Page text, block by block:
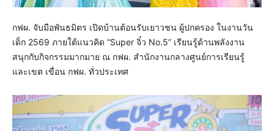
กฟผ. จับมือพันธมิตร เปิดบ้านต้อนรับเยาวชน ผู้ปกครอง ในงานวัน
เด็ก 2569 ภายใต้แนวคิด “Super จิ๋ว No.5” เรียนรู้ด้านพลังงาน
สนุกกับกิจกรรมมากมาย ณ กฟผ. สำนักงานกลางศูนย์การเรียนรู้
และเขต เขื่อน กฟผ. ทั่วประเทศ